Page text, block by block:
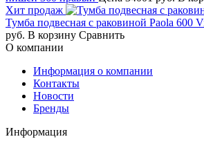
Хит продаж
Тумба подвесная с раковиной Paola 600
руб. В корзину Сравнить
О компании
Информация о компании
Контакты
Новости
Бренды
Информация